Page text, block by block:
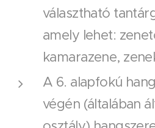
választható
amely lehet:
kamarazene,
A 6. alapfokú
végén (általában